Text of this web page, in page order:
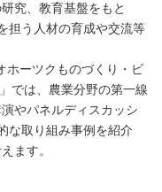
究、教育基盤をもと
担う人材の育成や交流等
ホーツクものづくり・ビ
では、農業分野の第一線
やパネルディスカッシ
な取り組み事例を紹介
ます。